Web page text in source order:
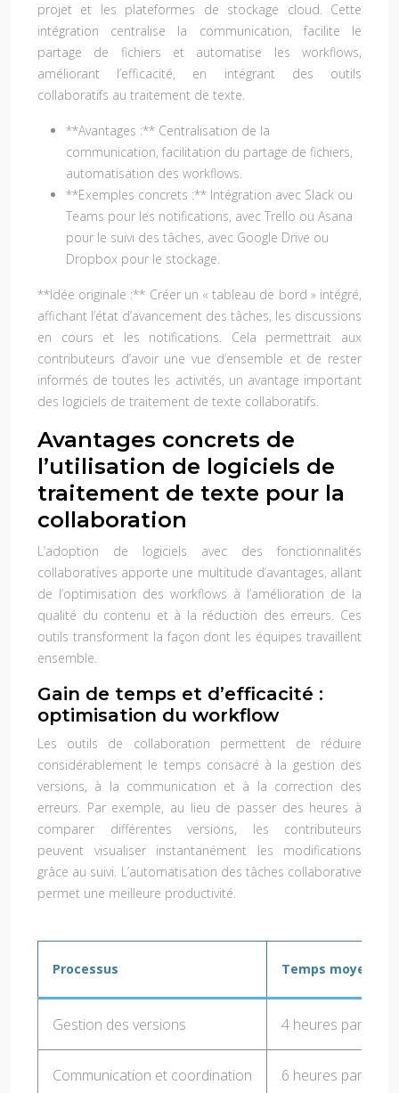
projet et les plateformes de stockage cloud. Cette
intégration centralise la communication, facilite le
partage de fichiers et automatise les workflows,
améliorant l’efficacité, en intégrant des outils
collaboratifs au traitement de texte.
**Avantages :** Centralisation de la
communication, facilitation du partage de fichiers,
automatisation des workflows.
**Exemples concrets :** Intégration avec Slack ou
Teams pour les notifications, avec Trello ou Asana
pour le suivi des tâches, avec Google Drive ou
Dropbox pour le stockage.
**Idée originale :** Créer un « tableau de bord » intégré,
affichant l’état d’avancement des tâches, les discussions
en cours et les notifications. Cela permettrait aux
contributeurs d’avoir une vue d’ensemble et de rester
informés de toutes les activités, un avantage important
des logiciels de traitement de texte collaboratifs.
Avantages concrets de
l’utilisation de logiciels de
traitement de texte pour la
collaboration
L’adoption de logiciels avec des fonctionnalités
collaboratives apporte une multitude d’avantages, allant
de l’optimisation des workflows à l’amélioration de la
qualité du contenu et à la réduction des erreurs. Ces
outils transforment la façon dont les équipes travaillent
ensemble.
Gain de temps et d’efficacité :
optimisation du workflow
Les outils de collaboration permettent de réduire
considérablement le temps consacré à la gestion des
versions, à la communication et à la correction des
erreurs. Par exemple, au lieu de passer des heures à
comparer différentes versions, les contributeurs
peuvent visualiser instantanément les modifications
grâce au suivi. L’automatisation des tâches collaborative
permet une meilleure productivité.
Processus Temps moyen
Gestion des versions 4 heures par
Communication et coordination 6 heures par